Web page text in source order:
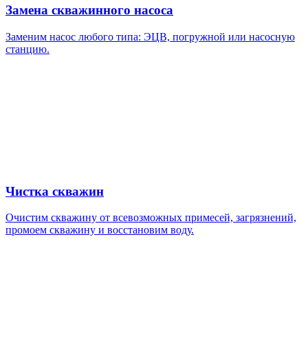
Замена скважинного насоса
Заменим насос любого типа: ЭЦВ, погружной или насосную
станцию.
Чистка скважин
Очистим скважину от всевозможных примесей, загрязнений,
промоем скважину и восстановим воду.